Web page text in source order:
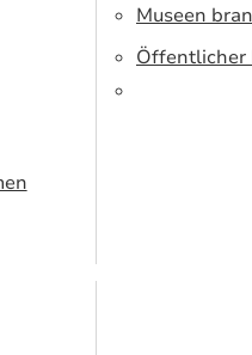
Museen
Öffentlicher